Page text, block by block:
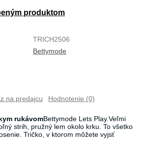
produktom
TRICH2506
Bettymode
na predajcu Hodnotenie (0)
rukávomBettymode Lets Play.Veľmi
strih, pružný lem okolo krku. To všetko
Tričko, v ktorom môžete vyjsť